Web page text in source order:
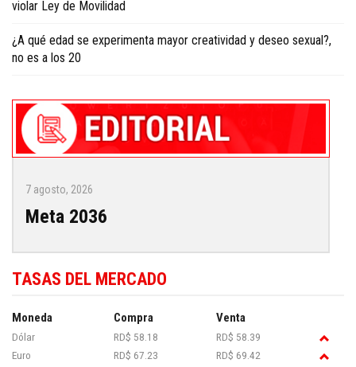
violar Ley de Movilidad
¿A qué edad se experimenta mayor creatividad y deseo sexual?,
no es a los 20
7 agosto, 2026
Meta 2036
TASAS DEL MERCADO
Moneda Compra Venta
Dólar RD$ 58.18
RD$ 58.39
Euro
RD$ 67.23 RD$ 69.42